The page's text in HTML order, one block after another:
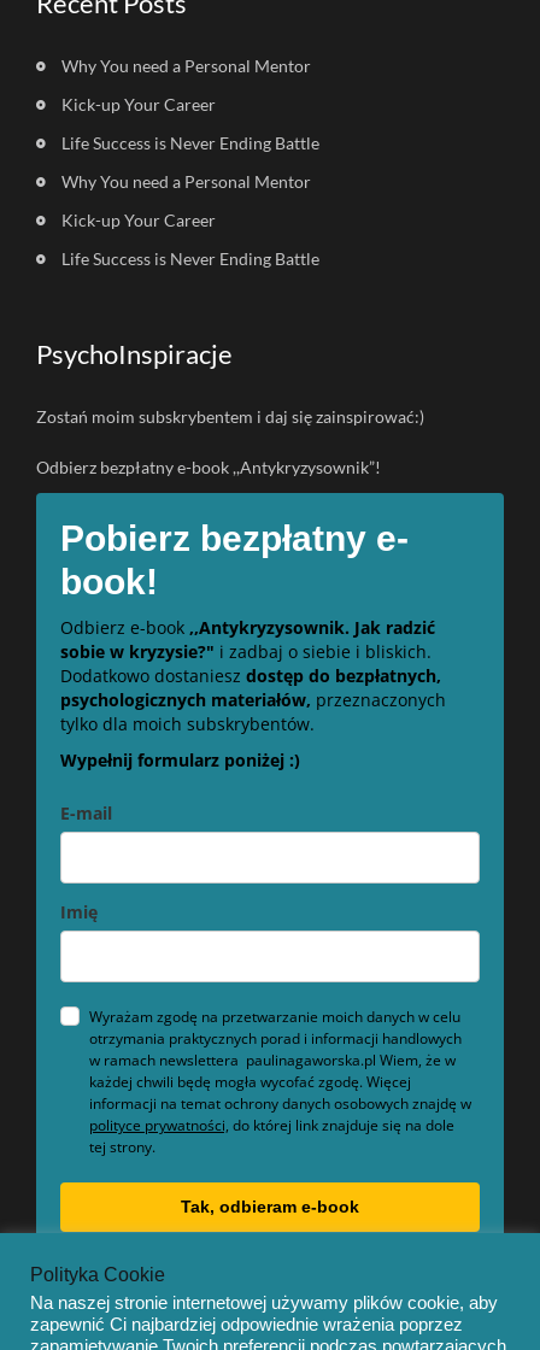
Why You need a Personal Mentor
Kick-up Your Career
Life Success is Never Ending Battle
Why You need a Personal Mentor
Kick-up Your Career
Life Success is Never Ending Battle
PsychoInspiracje
Zostań moim subskrybentem i daj się zainspirować:)
Odbierz bezpłatny e-book ,,Antykryzysownik”!
Pobierz bezpłatny e-
book!
Odbierz e-book ,,Antykryzysownik. Jak radzić
sobie w kryzysie?" i zadbaj o siebie i bliskich.
Dodatkowo dostaniesz dostęp do bezpłatnych,
psychologicznych materiałów, przeznaczonych
tylko dla moich subskrybentów.
Wypełnij formularz poniżej :)
E-mail
Imię
Wyrażam zgodę na przetwarzanie moich danych w celu
otrzymania praktycznych porad i informacji handlowych
w ramach newslettera paulinagaworska.pl Wiem, że w
każdej chwili będę mogła wycofać zgodę. Więcej
informacji na temat ochrony danych osobowych znajdę w
polityce prywatności, do której link znajduje się na dole
tej strony.
Tak, odbieram e-book
Polityka Cookie
Na naszej stronie internetowej używamy plików cookie, aby
zapewnić Ci najbardziej odpowiednie wrażenia poprzez